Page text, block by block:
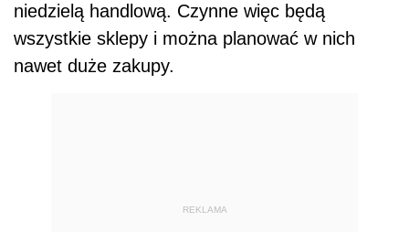
niedzielą handlową. Czynne więc będą
wszystkie sklepy i można planować w nich
nawet duże zakupy.
REKLAMA